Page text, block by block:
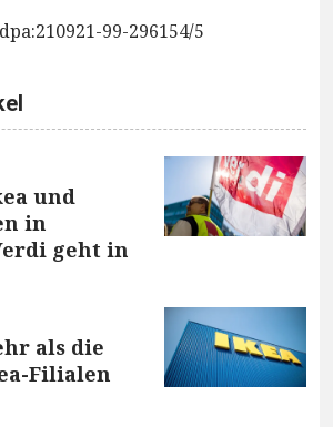
99-296154/5
und
in
geht in
als die
Filialen